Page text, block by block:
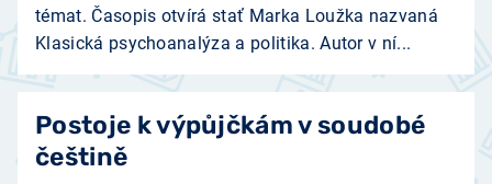
témat. Časopis otvírá stať Marka Loužka nazvaná
Klasická psychoanalýza a politika. Autor v ní...
Postoje k výpůjčkám v soudobé
češtině